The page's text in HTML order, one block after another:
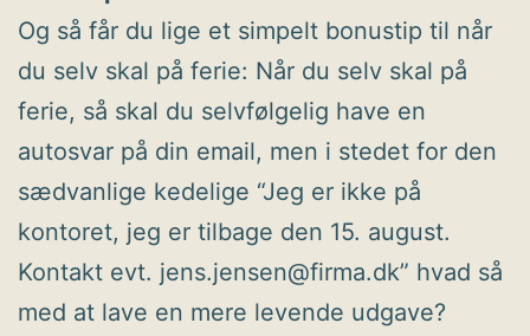
Og så får du lige et simpelt bonustip til når
du selv skal på ferie: Når du selv skal på
ferie, så skal du selvfølgelig have en
autosvar på din email, men i stedet for den
sædvanlige kedelige “Jeg er ikke på
kontoret, jeg er tilbage den 15. august.
Kontakt evt. jens.jensen@firma.dk” hvad så
med at lave en mere levende udgave?